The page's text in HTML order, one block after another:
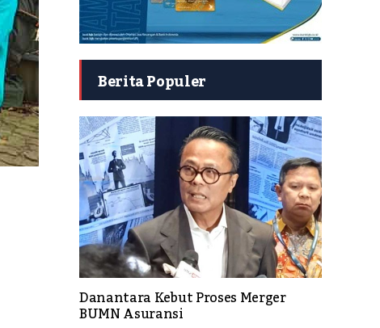
Berita Populer
Danantara Kebut Proses Merger
BUMN Asuransi